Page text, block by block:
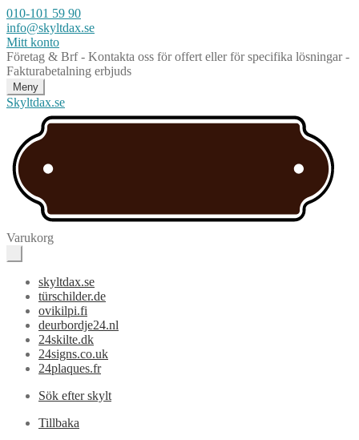
010-101 59 90
info@skyltdax.se
Mitt konto
Företag & Brf - Kontakta oss för offert eller för specifika lösningar -
Fakturabetalning erbjuds
Meny
Skyltdax.se
Varukorg
skyltdax.se
türschilder.de
ovikilpi.fi
deurbordje24.nl
24skilte.dk
24signs.co.uk
24plaques.fr
Sök efter skylt
Tillbaka